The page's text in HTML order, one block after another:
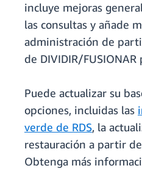
incluye mejoras
las consultas y añade
administración de
de DIVIDIR/
Puede actualizar su
opciones, incluidas las
verde de RDS, la
restauración a partir
Obtenga más